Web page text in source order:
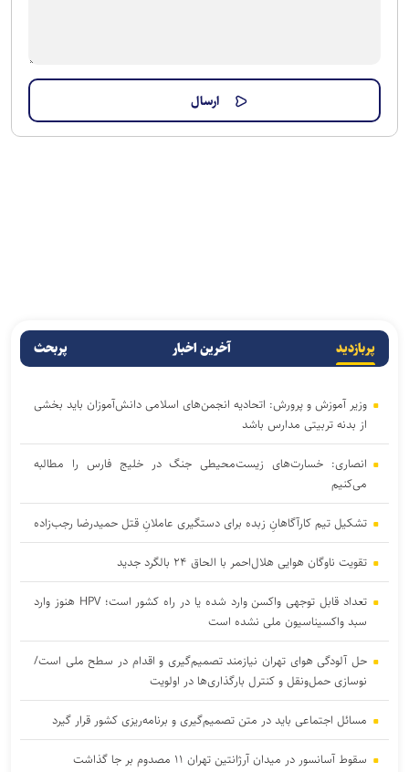
پربازدید آخرین اخبار پربحث
وزیر آموزش و پرورش: اتحادیه انجمن‌های اسلامی دانش‌آموزان باید بخشی
از بدنه تربیتی مدارس باشد
انصاری: خسارت‌های زیست‌محیطی جنگ در خلیج فارس را مطالبه‌
می‌کنیم
تشکیل تیم کارآگاهانِ زبده برای دستگیری عاملانِ قتل حمیدرضا رجب‌زاده
تقویت ناوگان هوایی هلال‌احمر با الحاق ۲۴ بالگرد جدید
تعداد قابل توجهی واکسن وارد شده یا در راه کشور است؛ HPV هنوز وارد
سبد واکسیناسیون ملی نشده است
حل آلودگی هوای تهران نیازمند تصمیم‌گیری و اقدام در سطح ملی است/
نوسازی حمل‌ونقل و کنترل بارگذاری‌ها در اولویت
مسائل اجتماعی باید در متن تصمیم‌گیری و برنامه‌ریزی کشور قرار گیرد
سقوط آسانسور در میدان آرژانتین تهران ۱۱ مصدوم بر جا گذاشت